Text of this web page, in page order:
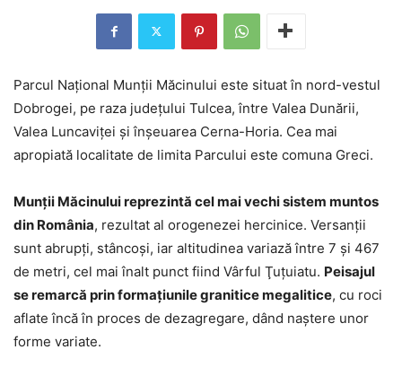
Parcul Naţional Munţii Măcinului este situat în nord-vestul
Dobrogei, pe raza judeţului Tulcea, între Valea Dunării,
Valea Luncaviţei şi înşeuarea Cerna-Horia. Cea mai
apropiată localitate de limita Parcului este comuna Greci.
Munţii Măcinului reprezintă cel mai vechi sistem muntos
din România, rezultat al orogenezei hercinice. Versanţii
sunt abrupţi, stâncoşi, iar altitudinea variază între 7 şi 467
de metri, cel mai înalt punct fiind Vârful Ţuţuiatu. Peisajul
se remarcă prin formaţiunile granitice megalitice, cu roci
aflate încă în proces de dezagregare, dând naştere unor
forme variate.